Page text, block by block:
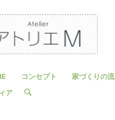
コンセプト 家づくりの
ア
search